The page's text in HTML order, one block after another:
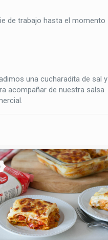
de trabajo hasta el momento
una cucharadita de sal y
acompañar de nuestra salsa